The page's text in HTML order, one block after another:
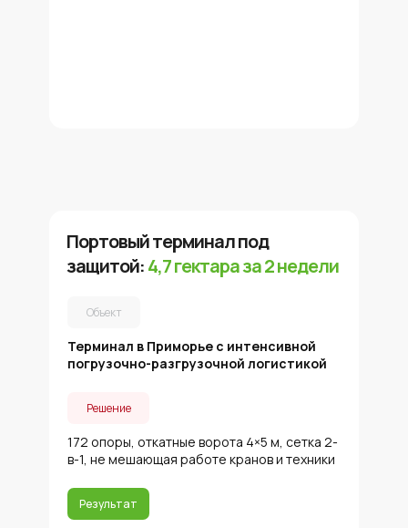
Терминал в Приморье с интенсивной
погрузочно-разгрузочной логистикой
Объект
172 опоры, откатные ворота 4×5 м, сетка 2-
в-1, не мешающая работе кранов и техники
Решение
Результат
Портовый терминал под
защитой:4,7 гектара за 2 недели